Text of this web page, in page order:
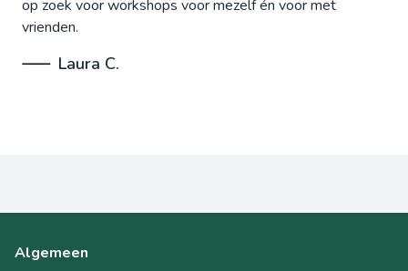
op zoek voor workshops voor mezelf én voor met
vrienden.
Laura C.
Algemeen